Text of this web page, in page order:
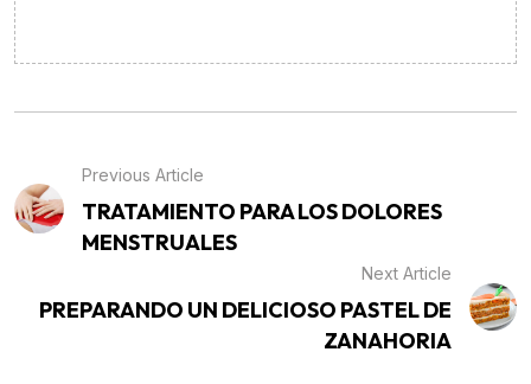
Previous Article
TRATAMIENTO PARA LOS DOLORES
MENSTRUALES
Next Article
PREPARANDO UN DELICIOSO PASTEL DE
ZANAHORIA